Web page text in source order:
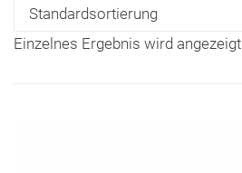
Einzelnes Ergebnis wird angezeigt